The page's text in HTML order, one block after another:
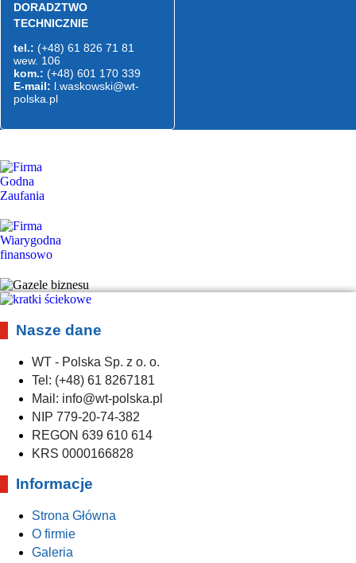
DORADZTWO
TECHNICZNIE
tel.: (+48) 61 826 71 81
wew. 106
kom.: (+48) 601 170 339
E-mail: l.waskowski@wt-
polska.pl
Nasze dane
WT - Polska Sp. z o. o.
Tel: (+48) 61 8267181
Mail: info@wt-polska.pl
NIP 779-20-74-382
REGON 639 610 614
KRS 0000166828
Informacje
Strona Główna
O firmie
Galeria